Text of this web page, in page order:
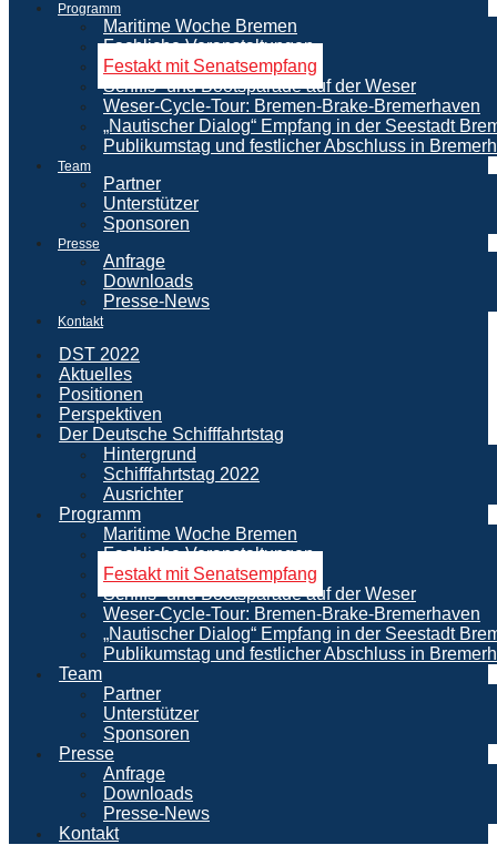
Programm
Maritime Woche Bremen
Fachliche Veranstaltungen
Festakt mit Senatsempfang
Schiffs- und Bootsparade auf der Weser
Weser-Cycle-Tour: Bremen-Brake-Bremerhaven
„Nautischer Dialog“ Empfang in der Seestadt
Publikumstag und festlicher Abschluss in
Team
Partner
Unterstützer
Sponsoren
Presse
Anfrage
Downloads
Presse-News
Kontakt
DST 2022
Aktuelles
Positionen
Perspektiven
Der Deutsche Schifffahrtstag
Hintergrund
Schifffahrtstag 2022
Ausrichter
Programm
Maritime Woche Bremen
Fachliche Veranstaltungen
Festakt mit Senatsempfang
Schiffs- und Bootsparade auf der Weser
Weser-Cycle-Tour: Bremen-Brake-Bremerhaven
„Nautischer Dialog“ Empfang in der Seestadt
Publikumstag und festlicher Abschluss in
Team
Partner
Unterstützer
Sponsoren
Presse
Anfrage
Downloads
Presse-News
Kontakt